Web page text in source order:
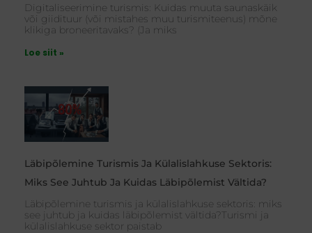
Digitaliseerimine turismis: Kuidas muuta saunaskäik
või giidituur (või mistahes muu turismiteenus) mõne
klikiga broneeritavaks? (Ja miks
Loe siit »
Läbipõlemine Turismis Ja Külalislahkuse Sektoris:
Miks See Juhtub Ja Kuidas Läbipõlemist Vältida?
Läbipõlemine turismis ja külalislahkuse sektoris: miks
see juhtub ja kuidas läbipõlemist vältida?Turismi ja
külalislahkuse sektor paistab